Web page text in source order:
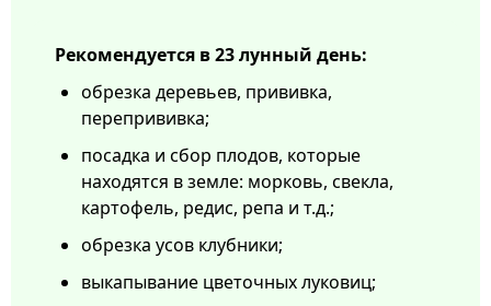
Рекомендуется в 23 лунный день:
обрезка деревьев, прививка,
перепрививка;
посадка и сбор плодов, которые
находятся в земле: морковь, свекла,
картофель, редис, репа и т.д.;
обрезка усов клубники;
выкапывание цветочных луковиц;